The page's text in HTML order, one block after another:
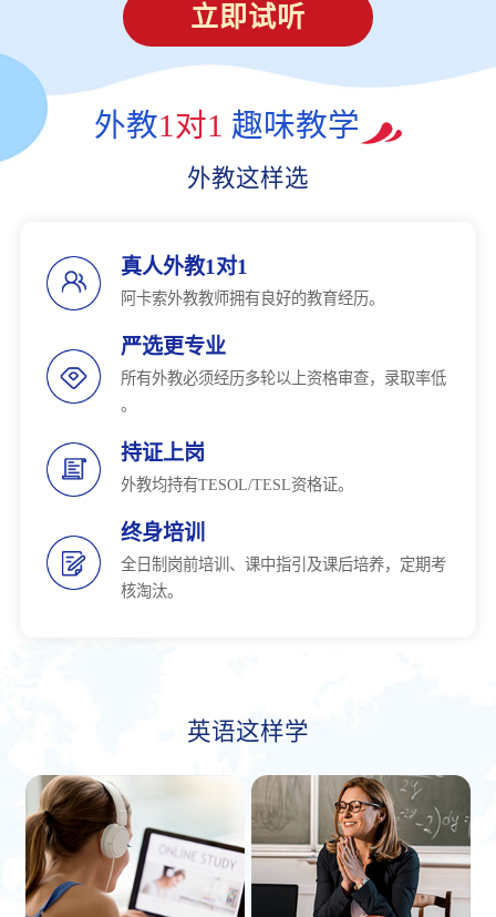
立即试听
外教1对1 趣味教学
外教这样选
真人外教1对1
阿卡索外教教师拥有良好的教育经历。
严选更专业
所有外教必须经历多轮以上资格审查，录取率低
。
持证上岗
外教均持有TESOL/TESL资格证。
终身培训
全日制岗前培训、课中指引及课后培养，定期考
核淘汰。
英语这样学